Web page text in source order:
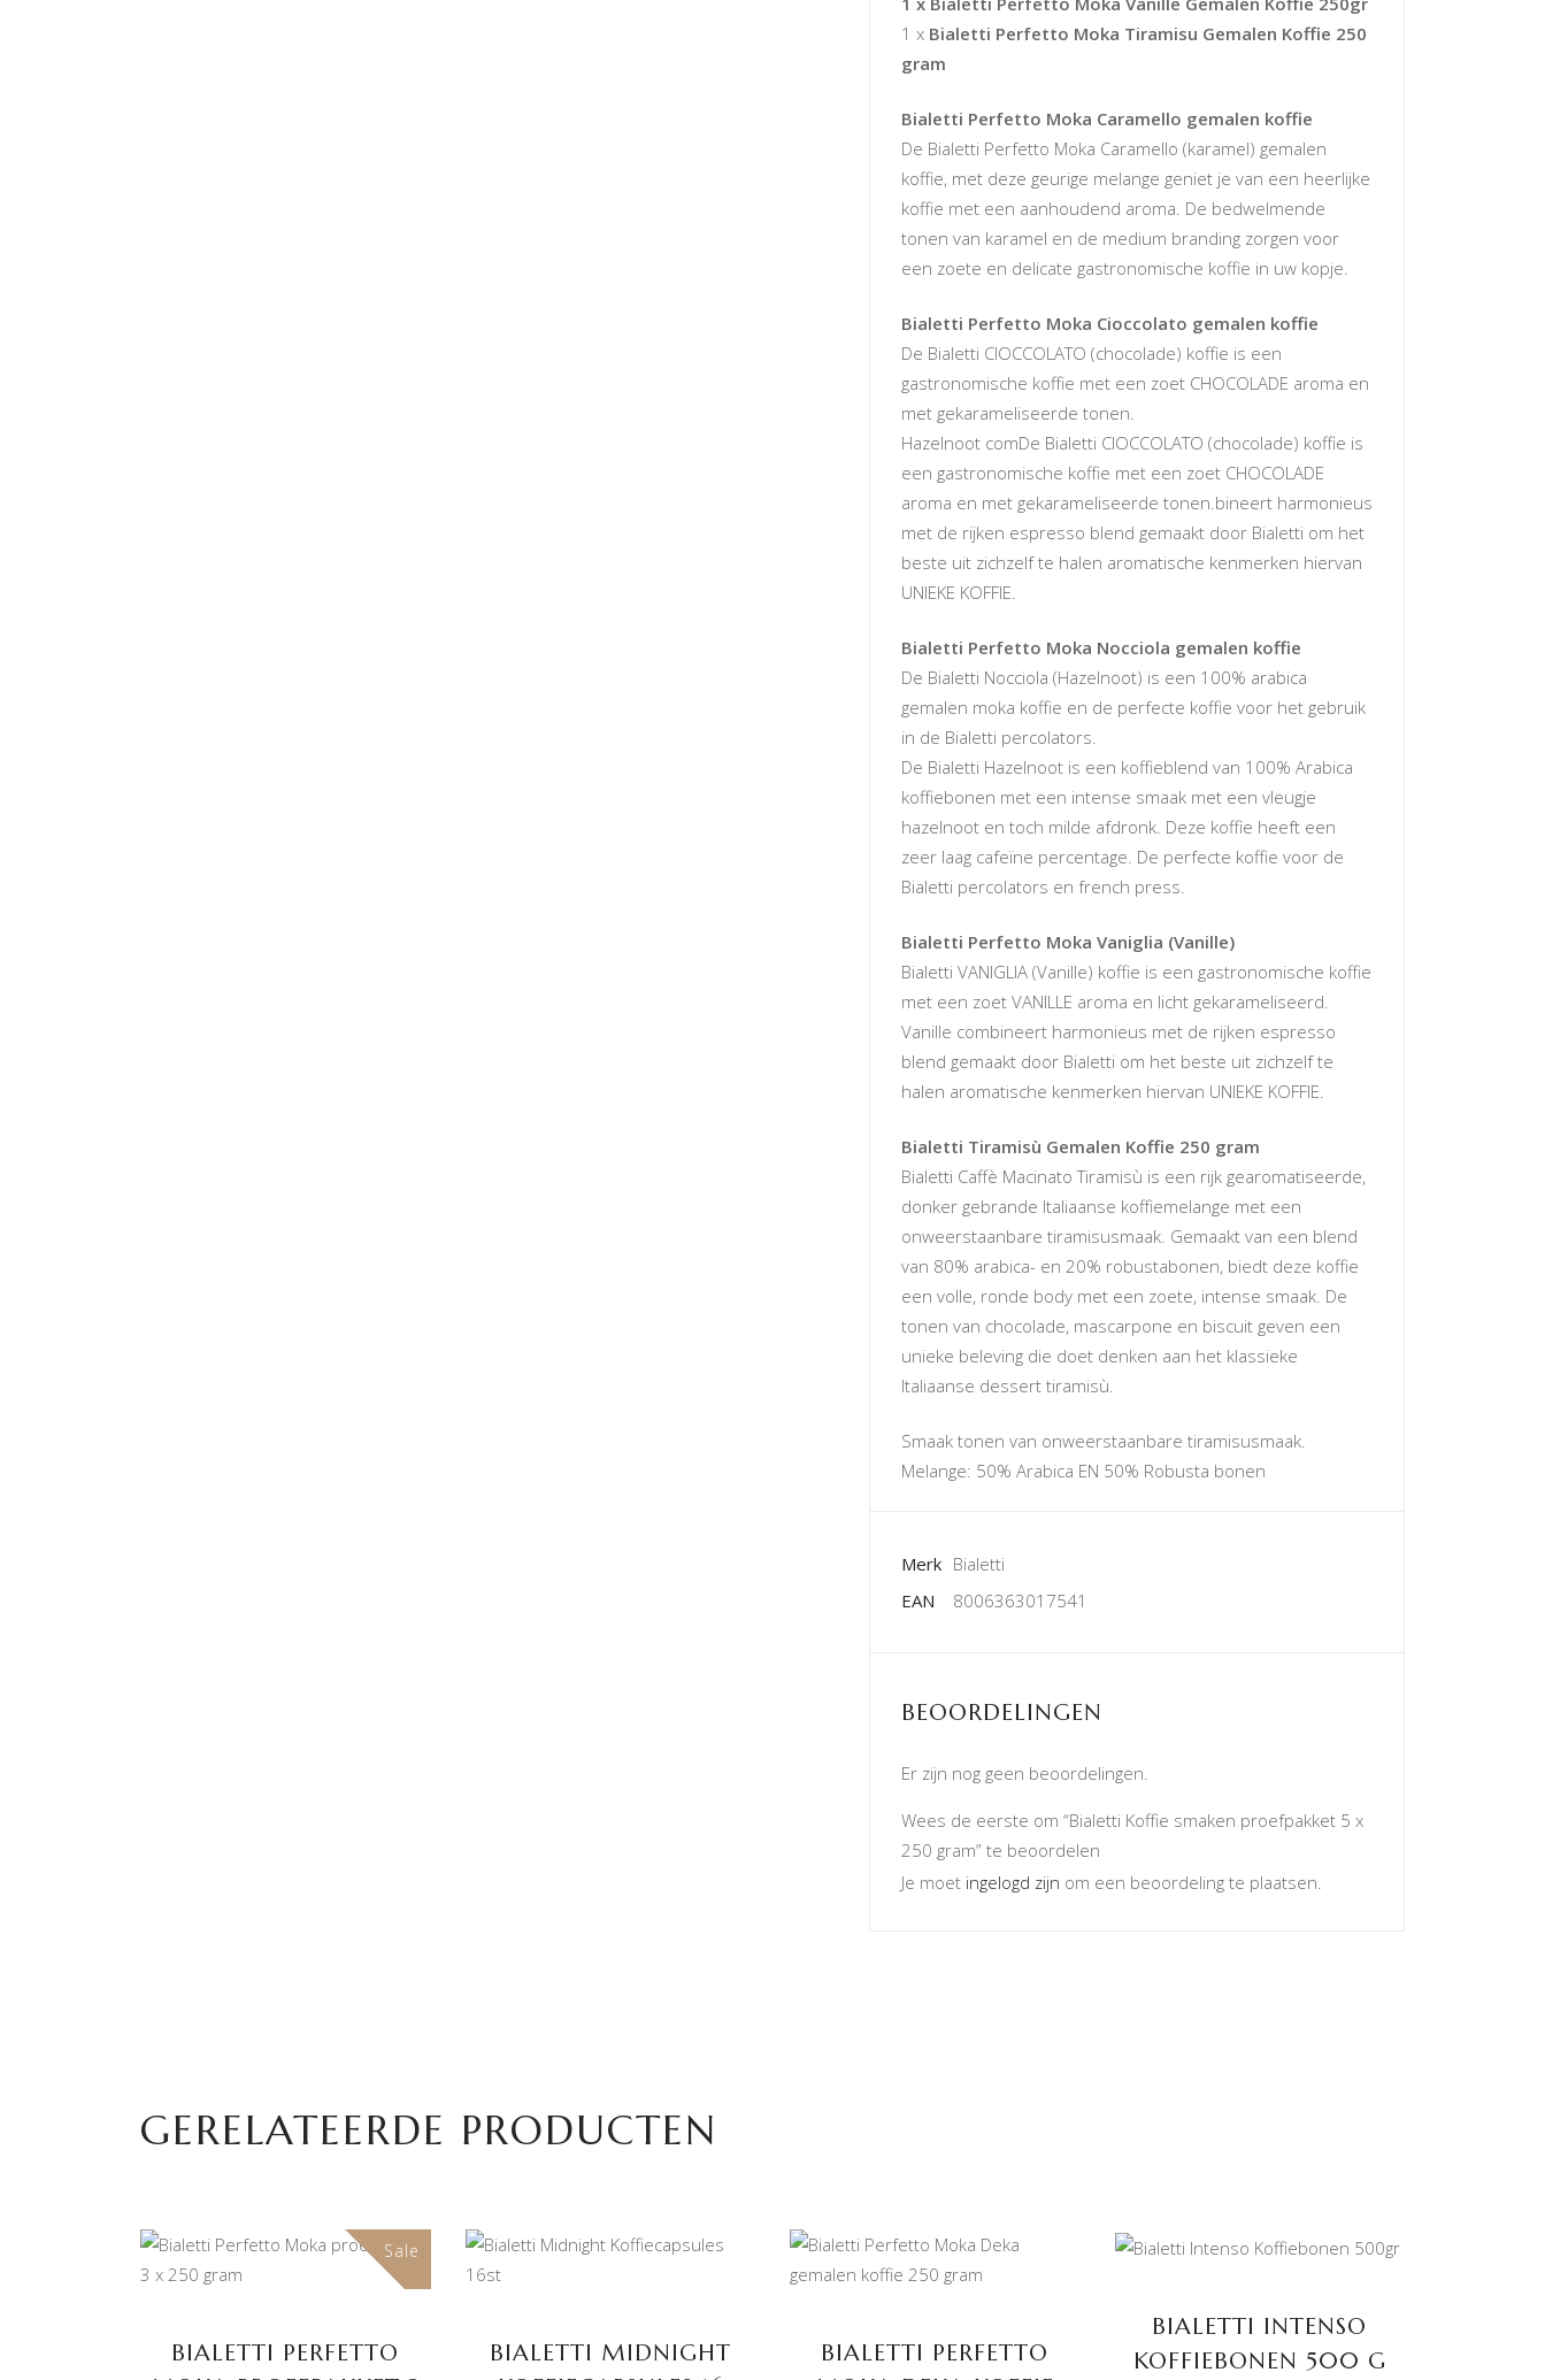
1 x Bialetti Perfetto Moka Tiramisu Gemalen Koffie 250
gram
Bialetti Perfetto Moka Caramello gemalen koffie
De Bialetti Perfetto Moka Caramello (karamel) gemalen
koffie, met deze geurige melange geniet je van een heerlijke
koffie met een aanhoudend aroma. De bedwelmende
tonen van karamel en de medium branding zorgen voor
een zoete en delicate gastronomische koffie in uw kopje.
Bialetti Perfetto Moka Cioccolato gemalen koffie
De Bialetti CIOCCOLATO (chocolade) koffie is een
gastronomische koffie met een zoet CHOCOLADE aroma en
met gekarameliseerde tonen.
Hazelnoot comDe Bialetti CIOCCOLATO (chocolade) koffie is
een gastronomische koffie met een zoet CHOCOLADE
aroma en met gekarameliseerde tonen.bineert harmonieus
met de rijken espresso blend gemaakt door Bialetti om het
beste uit zichzelf te halen aromatische kenmerken hiervan
UNIEKE KOFFIE.
Bialetti Perfetto Moka Nocciola gemalen koffie
De Bialetti Nocciola (Hazelnoot) is een 100% arabica
gemalen moka koffie en de perfecte koffie voor het gebruik
in de Bialetti percolators.
De Bialetti Hazelnoot is een koffieblend van 100% Arabica
koffiebonen met een intense smaak met een vleugje
hazelnoot en toch milde afdronk. Deze koffie heeft een
zeer laag cafeïne percentage. De perfecte koffie voor de
Bialetti percolators en french press.
Bialetti Perfetto Moka Vaniglia (Vanille)
Bialetti VANIGLIA (Vanille) koffie is een gastronomische koffie
met een zoet VANILLE aroma en licht gekarameliseerd.
Vanille combineert harmonieus met de rijken espresso
blend gemaakt door Bialetti om het beste uit zichzelf te
halen aromatische kenmerken hiervan UNIEKE KOFFIE.
Bialetti Tiramisù Gemalen Koffie 250 gram
Bialetti Caffè Macinato Tiramisù is een rijk gearomatiseerde,
donker gebrande Italiaanse koffiemelange met een
onweerstaanbare tiramisusmaak. Gemaakt van een blend
van 80% arabica- en 20% robustabonen, biedt deze koffie
een volle, ronde body met een zoete, intense smaak. De
tonen van chocolade, mascarpone en biscuit geven een
unieke beleving die doet denken aan het klassieke
Italiaanse dessert tiramisù.
Smaak tonen van onweerstaanbare tiramisusmaak.
Melange: 50% Arabica EN 50% Robusta bonen
Merk Bialetti
EAN
8006363017541
BEOORDELINGEN
Er zijn nog geen beoordelingen.
Wees de eerste om “Bialetti Koffie smaken proefpakket 5 x
250 gram” te beoordelen
Je moet ingelogd zijn om een beoordeling te plaatsen.
GERELATEERDE PRODUCTEN
Sale
TOEVOEGEN AAN
WINKELWAGEN
BIALETTI PERFETTO
BIALETTI MIDNIGHT
TOEVOEGEN AAN
WINKELWAGEN
BIALETTI PERFETTO
BIALETTI INTENSO
KOFFIEBONEN 500 G